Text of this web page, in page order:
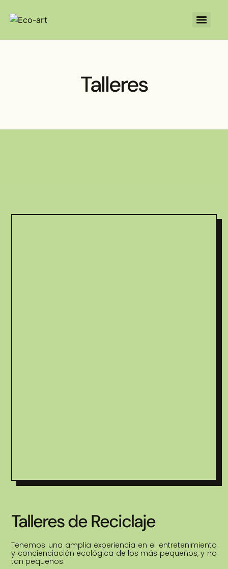
Talleres
Talleres de Reciclaje
Tenemos una amplia experiencia en el entretenimiento
y concienciación ecológica de los más pequeños, y no
tan pequeños.